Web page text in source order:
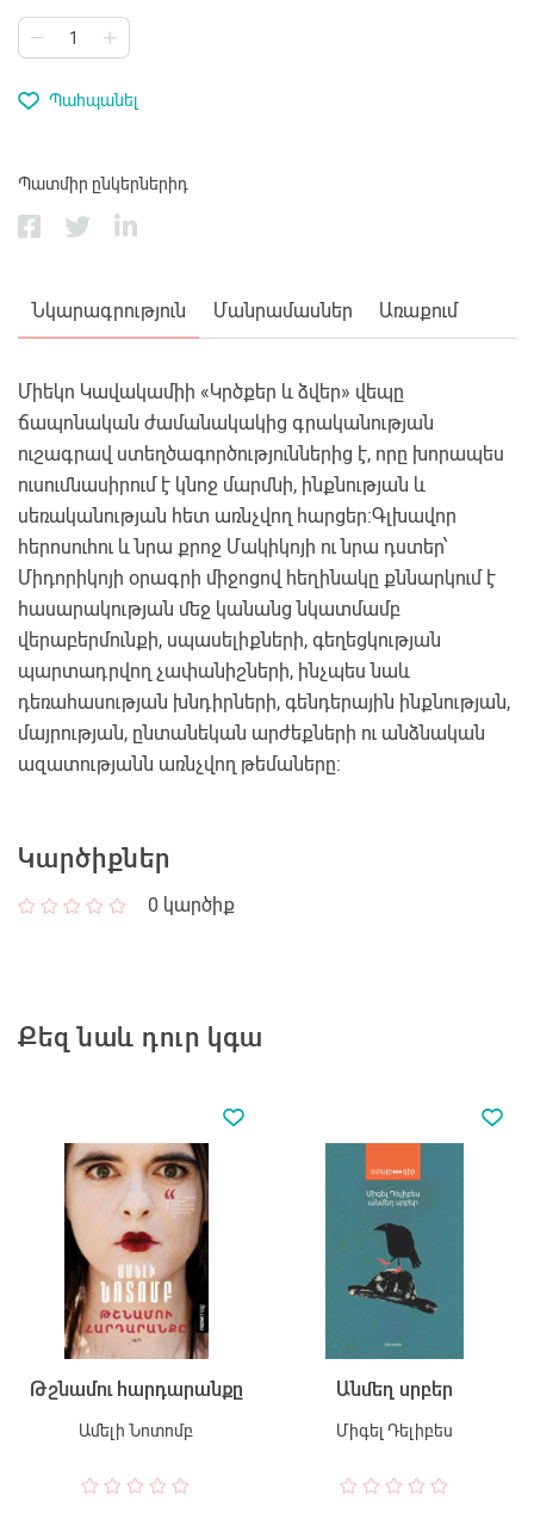
Պահպանել
Պատմիր ընկերներիդ
Նկարագրություն Մանրամասներ Առաքում
Միեկո Կավակամիի «Կրծքեր և ձվեր» վեպը
ճապոնական ժամանակակից գրականության
ուշագրավ ստեղծագործություններից է, որը խորապես
ուսումնասիրում է կնոջ մարմնի, ինքնության և
սեռականության հետ առնչվող հարցեր:Գլխավոր
հերոսուհու և նրա քրոջ Մակիկոյի ու նրա դստեր՝
Միդորիկոյի օրագրի միջոցով հեղինակը քննարկում է
հասարակության մեջ կանանց նկատմամբ
վերաբերմունքի, սպասելիքների, գեղեցկության
պարտադրվող չափանիշների, ինչպես նաև
դեռահասության խնդիրների, գենդերային ինքնության,
մայրության, ընտանեկան արժեքների ու անձնական
ազատությանն առնչվող թեմաները:
Կարծիքներ
0 կարծիք
Քեզ նաև դուր կգա
Թշնամու հարդարանքը
Ամելի Նոտոմբ
Անմեղ սրբեր
Միգել Դելիբես